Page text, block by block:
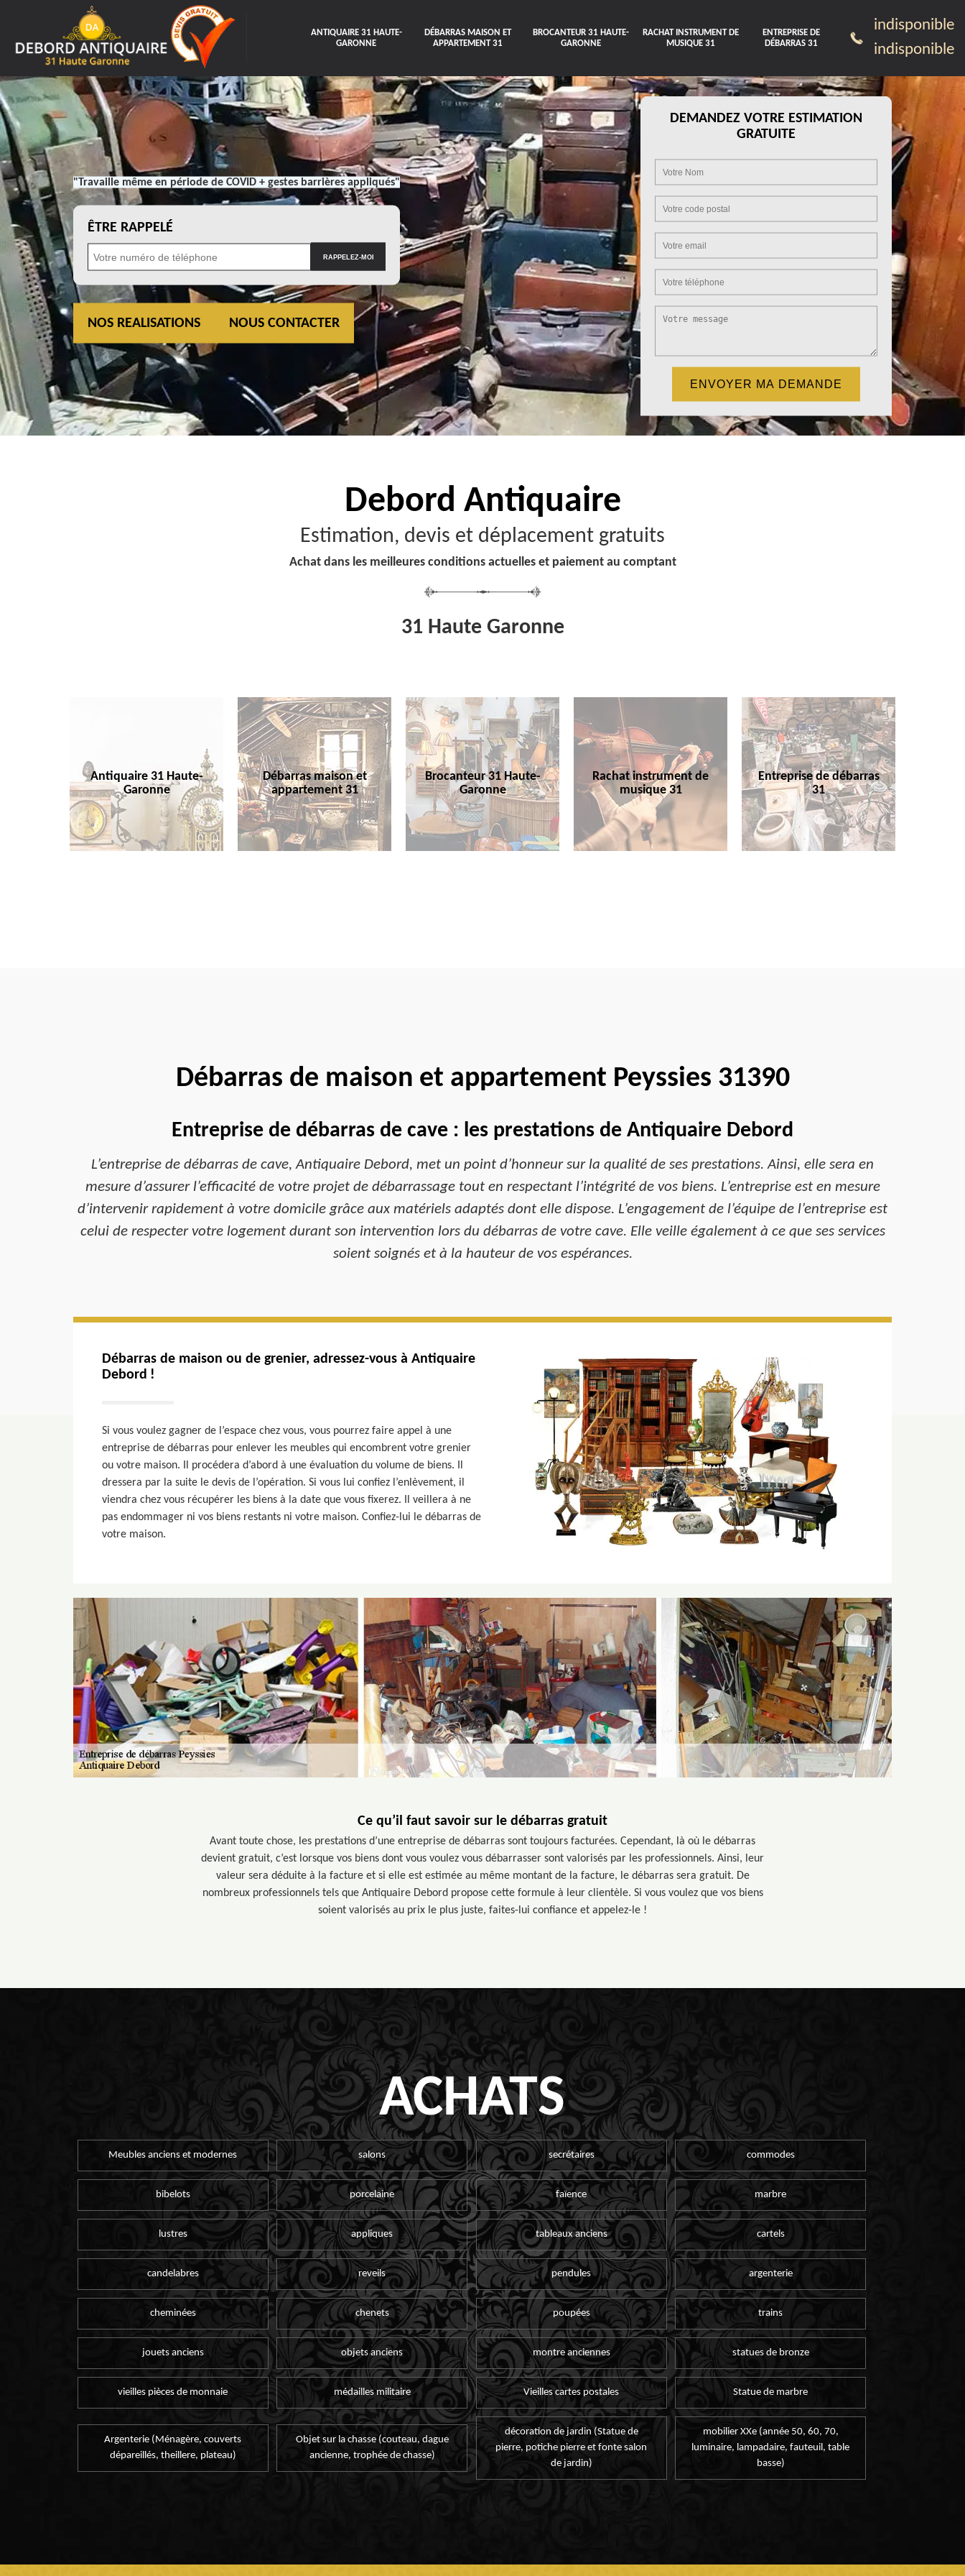
ANTIQUAIRE 31 HAUTE-
GARONNE
DÉBARRAS MAISON ET
APPARTEMENT 31
BROCANTEUR 31 HAUTE-
GARONNE
RACHAT INSTRUMENT DE
MUSIQUE 31
ENTREPRISE DE
DÉBARRAS 31
indisponible
indisponible
"Travaille même en période de COVID + gestes barrières appliqués"
ÊTRE RAPPELÉ
NOS REALISATIONS NOUS CONTACTER
DEMANDEZ VOTRE ESTIMATION
GRATUITE
Debord Antiquaire
Estimation, devis et déplacement gratuits
Achat dans les meilleures conditions actuelles et paiement au comptant
31 Haute Garonne
Antiquaire 31 Haute-
Garonne
Débarras maison et
appartement 31
Brocanteur 31 Haute-
Garonne
Rachat instrument de
musique 31
Entreprise de débarras
31
Débarras de maison et appartement Peyssies 31390
Entreprise de débarras de cave : les prestations de Antiquaire Debord
L’entreprise de débarras de cave, Antiquaire Debord, met un point d’honneur sur la qualité de ses prestations. Ainsi, elle sera en
mesure d’assurer l’efficacité de votre projet de débarrassage tout en respectant l’intégrité de vos biens. L’entreprise est en mesure
d’intervenir rapidement à votre domicile grâce aux matériels adaptés dont elle dispose. L’engagement de l’équipe de l’entreprise est
celui de respecter votre logement durant son intervention lors du débarras de votre cave. Elle veille également à ce que ses services
soient soignés et à la hauteur de vos espérances.
Débarras de maison ou de grenier, adressez-vous à Antiquaire
Debord !
Si vous voulez gagner de l’espace chez vous, vous pourrez faire appel à une
entreprise de débarras pour enlever les meubles qui encombrent votre grenier
ou votre maison. Il procédera d’abord à une évaluation du volume de biens. Il
dressera par la suite le devis de l’opération. Si vous lui confiez l’enlèvement, il
viendra chez vous récupérer les biens à la date que vous fixerez. Il veillera à ne
pas endommager ni vos biens restants ni votre maison. Confiez-lui le débarras de
votre maison.
Ce qu’il faut savoir sur le débarras gratuit
Avant toute chose, les prestations d’une entreprise de débarras sont toujours facturées. Cependant, là où le débarras
devient gratuit, c’est lorsque vos biens dont vous voulez vous débarrasser sont valorisés par les professionnels. Ainsi, leur
valeur sera déduite à la facture et si elle est estimée au même montant de la facture, le débarras sera gratuit. De
nombreux professionnels tels que Antiquaire Debord propose cette formule à leur clientèle. Si vous voulez que vos biens
soient valorisés au prix le plus juste, faites-lui confiance et appelez-le !
ACHATS
Meubles anciens et modernes salons secrétaires commodes
bibelots porcelaine faïence marbre
lustres appliques tableaux anciens cartels
candelabres reveils pendules argenterie
cheminées chenets poupées trains
jouets anciens objets anciens montre anciennes statues de bronze
vieilles pièces de monnaie médailles militaire Vieilles cartes postales Statue de marbre
Argenterie (Ménagère, couverts
dépareillés, theillere, plateau)
Objet sur la chasse (couteau, dague
ancienne, trophée de chasse)
décoration de jardin (Statue de
pierre, potiche pierre et fonte salon
de jardin)
mobilier XXe (année 50, 60, 70,
luminaire, lampadaire, fauteuil, table
basse)